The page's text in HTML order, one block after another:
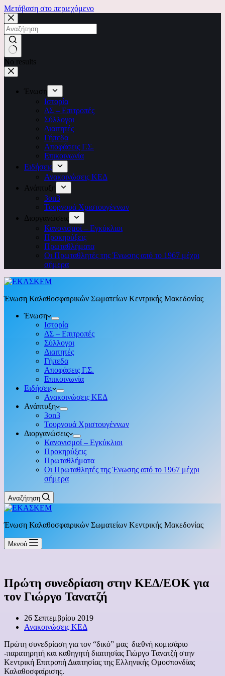
Μετάβαση στο περιεχόμενο
No results
Ένωση
Ιστορία
ΔΣ – Επιτροπές
Σύλλογοι
Διαιτητές
Γήπεδα
Αποφάσεις Γ.Σ.
Επικοινωνία
Ειδήσεις
Ανακοινώσεις ΚΕΔ
Ανάπτυξη
3on3
Τουρνουά Χριστουγέννων
Διοργανώσεις
Κανονισμοί – Εγκύκλιοι
Προκηρύξεις
Πρωταθλήματα
Οι Πρωταθλητές της Ένωσης από το 1967 μέχρι
σήμερα
Ένωση Καλαθοσφαιρικών Σωματείων Κεντρικής Μακεδονίας
Ένωση
Ιστορία
ΔΣ – Επιτροπές
Σύλλογοι
Διαιτητές
Γήπεδα
Αποφάσεις Γ.Σ.
Επικοινωνία
Ειδήσεις
Ανακοινώσεις ΚΕΔ
Ανάπτυξη
3on3
Τουρνουά Χριστουγέννων
Διοργανώσεις
Κανονισμοί – Εγκύκλιοι
Προκηρύξεις
Πρωταθλήματα
Οι Πρωταθλητές της Ένωσης από το 1967 μέχρι
σήμερα
Αναζήτηση
Ένωση Καλαθοσφαιρικών Σωματείων Κεντρικής Μακεδονίας
Μενού
Πρώτη συνεδρίαση στην ΚΕΔ/ΕΟΚ για
τον Γιώργο Τανατζή
26 Σεπτεμβρίου 2019
Ανακοινώσεις ΚΕΔ
Πρώτη συνεδρίαση για τον “δικό” μας διεθνή κομισάριο
-παρατηρητή και καθηγητή διαιτησίας Γιώργο Τανατζή στην
Κεντρική Επιτροπή Διαιτησίας της Ελληνικής Ομοσπονδίας
Καλαθοσφαίρισης.